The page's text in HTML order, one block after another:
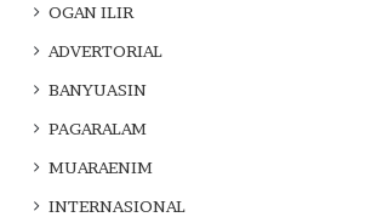
OGAN ILIR
ADVERTORIAL
BANYUASIN
PAGARALAM
MUARAENIM
INTERNASIONAL